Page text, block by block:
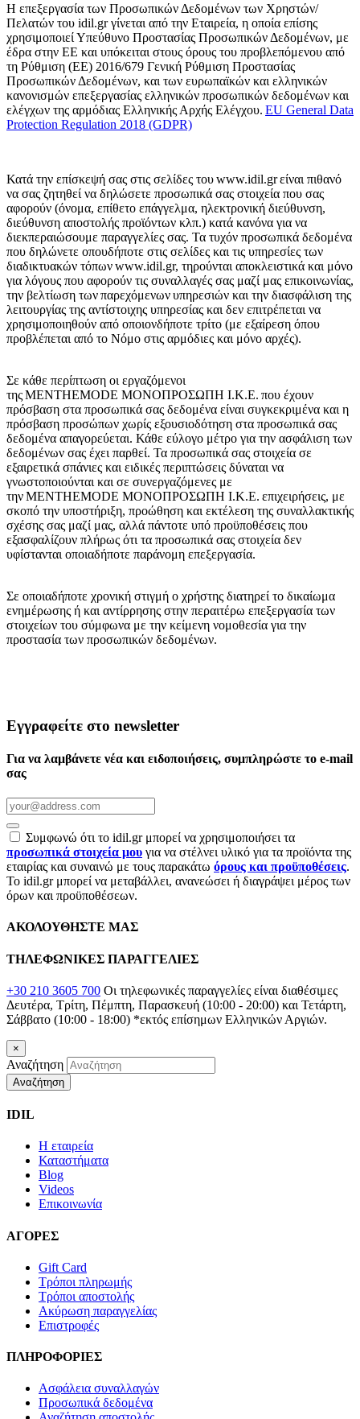
Η επεξεργασία των Προσωπικών Δεδομένων των Χρηστών/
Πελατών του idil.gr γίνεται από την Εταιρεία, η οποία επίσης
χρησιμοποιεί Υπεύθυνο Προστασίας Προσωπικών Δεδομένων, με
έδρα στην ΕΕ και υπόκειται στους όρους του προβλεπόμενου από
τη Ρύθμιση (ΕΕ) 2016/679 Γενική Ρύθμιση Προστασίας
Προσωπικών Δεδομένων, και των ευρωπαϊκών και ελληνικών
κανονισμών επεξεργασίας ελληνικών προσωπικών δεδομένων και
ελέγχων της αρμόδιας Ελληνικής Αρχής Ελέγχου. EU General Data
Protection Regulation 2018 (GDPR)
Κατά την επίσκεψή σας στις σελίδες του www.idil.gr είναι πιθανό
να σας ζητηθεί να δηλώσετε προσωπικά σας στοιχεία που σας
αφορούν (όνομα, επίθετο επάγγελμα, ηλεκτρονική διεύθυνση,
διεύθυνση αποστολής προϊόντων κλπ.) κατά κανόνα για να
διεκπεραιώσουμε παραγγελίες σας. Τα τυχόν προσωπικά δεδομένα
που δηλώνετε οπουδήποτε στις σελίδες και τις υπηρεσίες των
διαδικτυακών τόπων www.idil.gr, τηρούνται αποκλειστικά και μόνο
για λόγους που αφορούν τις συναλλαγές σας μαζί μας επικοινωνίας,
την βελτίωση των παρεχόμενων υπηρεσιών και την διασφάλιση της
λειτουργίας της αντίστοιχης υπηρεσίας και δεν επιτρέπεται να
χρησιμοποιηθούν από οποιονδήποτε τρίτο (με εξαίρεση όπου
προβλέπεται από το Νόμο στις αρμόδιες και μόνο αρχές).
Σε κάθε περίπτωση οι εργαζόμενοι
της MENTHEMODE ΜΟΝΟΠΡΟΣΩΠΗ Ι.Κ.Ε. που έχουν
πρόσβαση στα προσωπικά σας δεδομένα είναι συγκεκριμένα και η
πρόσβαση προσώπων χωρίς εξουσιοδότηση στα προσωπικά σας
δεδομένα απαγορεύεται. Κάθε εύλογο μέτρο για την ασφάλιση των
δεδομένων σας έχει παρθεί. Τα προσωπικά σας στοιχεία σε
εξαιρετικά σπάνιες και ειδικές περιπτώσεις δύναται να
γνωστοποιούνται και σε συνεργαζόμενες με
την MENTHEMODE ΜΟΝΟΠΡΟΣΩΠΗ Ι.Κ.Ε. επιχειρήσεις, με
σκοπό την υποστήριξη, προώθηση και εκτέλεση της συναλλακτικής
σχέσης σας μαζί μας, αλλά πάντοτε υπό προϋποθέσεις που
εξασφαλίζουν πλήρως ότι τα προσωπικά σας στοιχεία δεν
υφίστανται οποιαδήποτε παράνομη επεξεργασία.
Σε οποιαδήποτε χρονική στιγμή ο χρήστης διατηρεί το δικαίωμα
ενημέρωσης ή και αντίρρησης στην περαιτέρω επεξεργασία των
στοιχείων του σύμφωνα με την κείμενη νομοθεσία για την
προστασία των προσωπικών δεδομένων.
Εγγραφείτε στο newsletter
Για να λαμβάνετε νέα και ειδοποιήσεις, συμπληρώστε το e-mail
σας
Συμφωνώ ότι το idil.gr μπορεί να χρησιμοποιήσει τα
προσωπικά στοιχεία μου για να στέλνει υλικό για τα προϊόντα της
εταιρίας και συναινώ με τους παρακάτω όρους και προϋποθέσεις.
Το idil.gr μπορεί να μεταβάλλει, ανανεώσει ή διαγράψει μέρος των
όρων και προϋποθέσεων.
ΑΚΟΛΟΥΘΗΣΤΕ ΜΑΣ
ΤΗΛΕΦΩΝΙΚΕΣ ΠΑΡΑΓΓΕΛΙΕΣ
+30 210 3605 700 Οι τηλεφωνικές παραγγελίες είναι διαθέσιμες
Δευτέρα, Τρίτη, Πέμπτη, Παρασκευή (10:00 - 20:00) και Τετάρτη,
Σάββατο (10:00 - 18:00) *εκτός επίσημων Ελληνικών Αργιών.
×
Αναζήτηση
Αναζήτηση
IDIL
Η εταιρεία
Καταστήματα
Blog
Videos
Επικοινωνία
ΑΓΟΡΕΣ
Gift Card
Τρόποι πληρωμής
Τρόποι αποστολής
Ακύρωση παραγγελίας
Επιστροφές
ΠΛΗΡΟΦΟΡΙΕΣ
Ασφάλεια συναλλαγών
Προσωπικά δεδομένα